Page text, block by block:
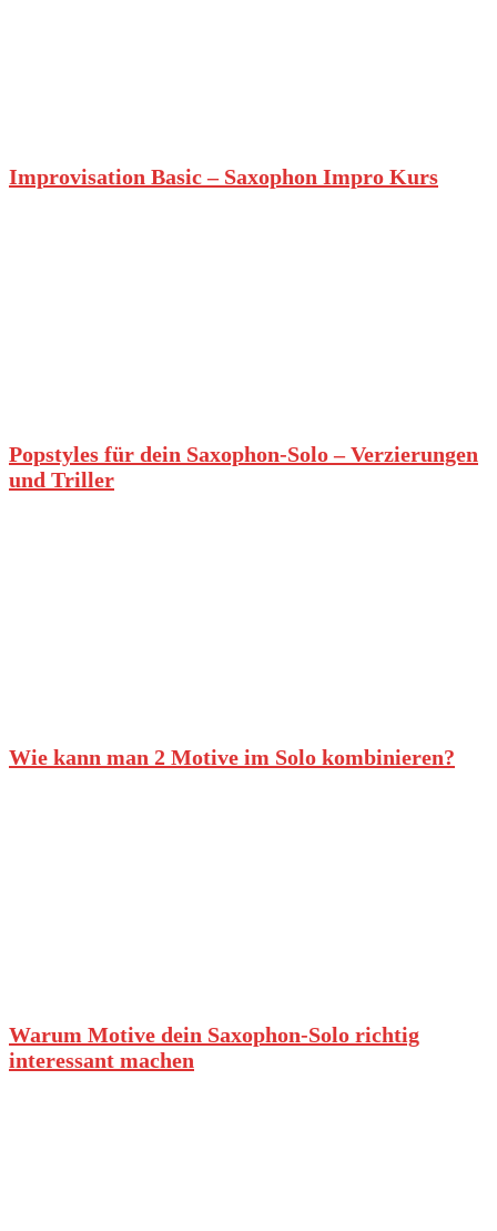
Improvisation Basic – Saxophon Impro Kurs
Popstyles für dein Saxophon-Solo – Verzierungen
und Triller
Wie kann man 2 Motive im Solo kombinieren?
Warum Motive dein Saxophon-Solo richtig
interessant machen